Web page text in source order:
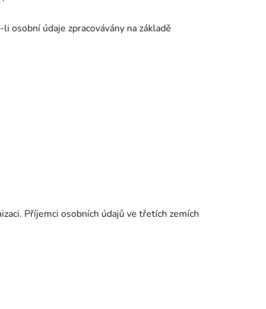
osobní údaje zpracovávány na základě
Příjemci osobních údajů ve třetích zemích